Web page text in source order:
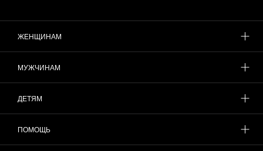
ЖЕНЩИНАМ
МУЖЧИНАМ
ДЕТЯМ
ПОМОЩЬ